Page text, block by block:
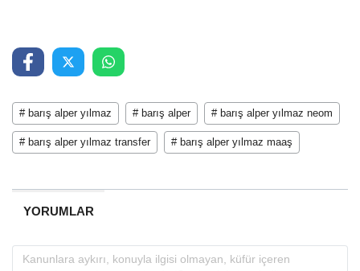
# barış alper yılmaz # barış alper # barış alper yılmaz neom
# barış alper yılmaz transfer # barış alper yılmaz maaş
YORUMLAR